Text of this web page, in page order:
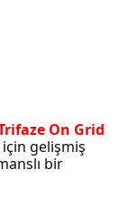
On Grid
gelişmiş
bir